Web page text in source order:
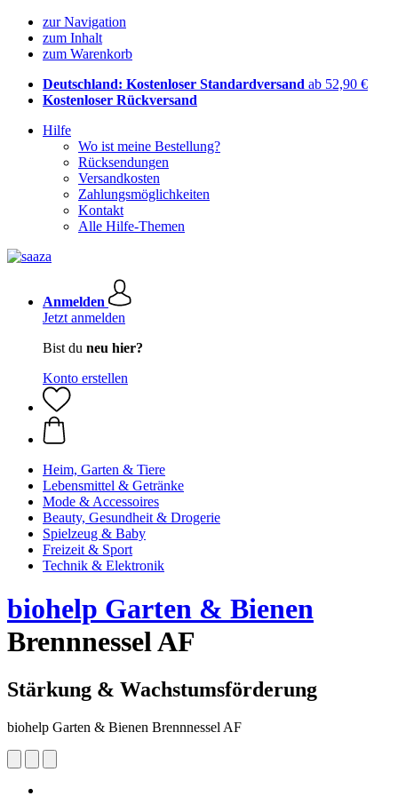
zur Navigation
zum Inhalt
zum Warenkorb
Deutschland: Kostenloser Standardversand ab 52,90 €
Kostenloser Rückversand
Hilfe
Wo ist meine Bestellung?
Rücksendungen
Versandkosten
Zahlungsmöglichkeiten
Kontakt
Alle Hilfe-Themen
Anmelden
Jetzt anmelden
Bist du neu hier?
Konto erstellen
Heim, Garten & Tiere
Lebensmittel & Getränke
Mode & Accessoires
Beauty, Gesundheit & Drogerie
Spielzeug & Baby
Freizeit & Sport
Technik & Elektronik
biohelp Garten & Bienen
Brennnessel AF
Stärkung & Wachstumsförderung
biohelp Garten & Bienen Brennnessel AF